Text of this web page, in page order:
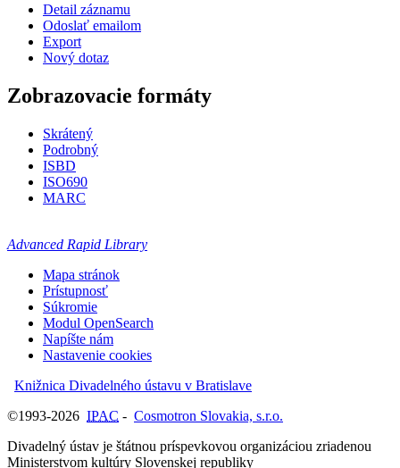
Detail záznamu
Odoslať emailom
Export
Nový dotaz
Zobrazovacie formáty
Skrátený
Podrobný
ISBD
ISO690
MARC
Advanced Rapid Library
Mapa stránok
Prístupnosť
Súkromie
Modul OpenSearch
Napíšte nám
Nastavenie cookies
Knižnica Divadelného ústavu v Bratislave
©1993-2026 IPAC - Cosmotron Slovakia, s.r.o.
Divadelný ústav je štátnou príspevkovou organizáciou zriadenou
Ministerstvom kultúry Slovenskej republiky